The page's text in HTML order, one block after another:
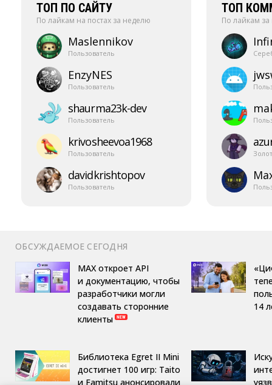
ТОП ПО САЙТУ
По лайкам на постах за неделю
Maslennikov
Пользователь
EnzyNES
Пользователь
shaurma23k-​dev
Пользователь
krivosheevoa1968
Пользователь
davidkrishtopov
Пользователь
ТОП
По лайкам
ОБСУЖДАЕМОЕ СЕГОДНЯ
MAX откроет API
и документацию, чтобы
разработчики могли
создавать сторонние
клиенты
Библиотека Egret II Mini
достигнет 100 игр: Taito
и Famitsu анонсировали
14